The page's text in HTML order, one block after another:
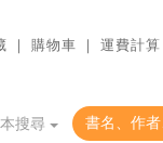
｜ 購物車 ｜ 運費計算
搜尋